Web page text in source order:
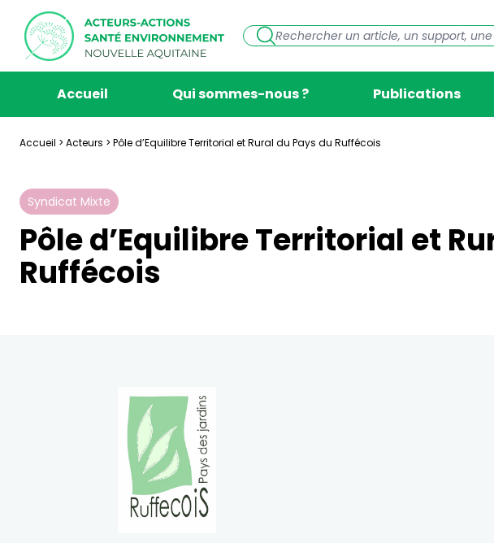
Accueil Qui sommes-nous ? Publications
Accueil > Acteurs > Pôle d’Equilibre Territorial et Rural du Pays du Ruffécois
Syndicat Mixte
Pôle d’Equilibre Territorial et
Ruffécois